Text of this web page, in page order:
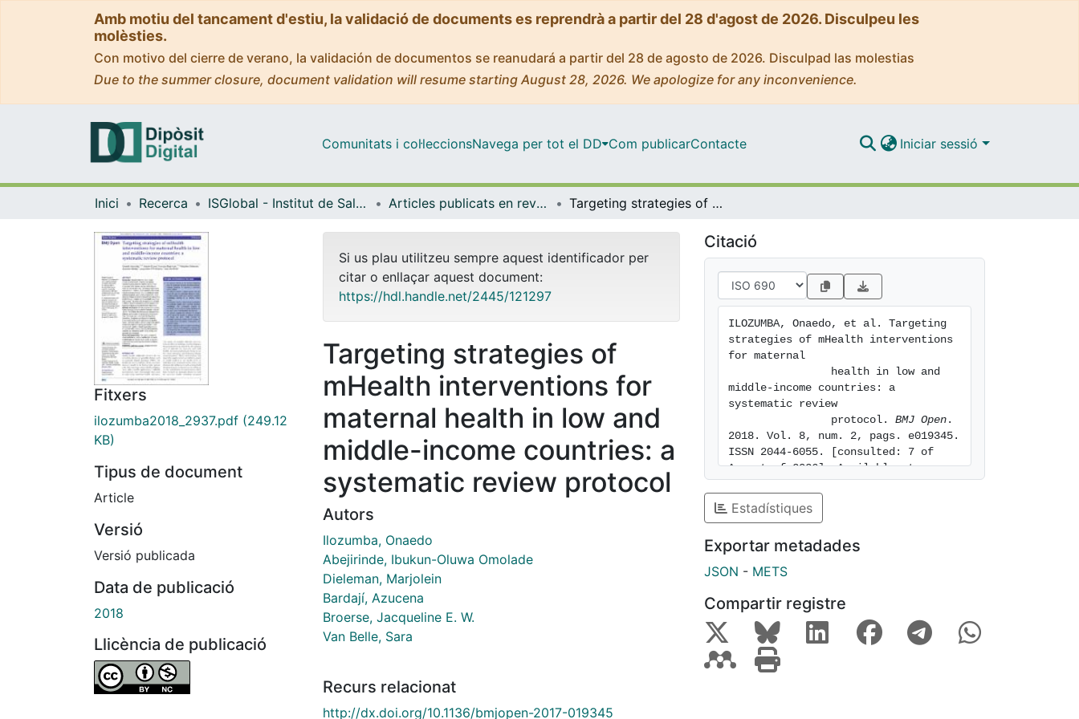
Amb motiu del tancament d'estiu, la validació de documents es reprendrà a partir del 28 d'agost de 2026. Disculpeu les
molèsties.
Con motivo del cierre de verano, la validación de documentos se reanudará a partir del 28 de agosto de 2026. Disculpad las molestias
Due to the summer closure, document validation will resume starting August 28, 2026. We apologize for any inconvenience.
Comunitats i col·leccionsNavega per tot el DD Com publicarContacte Iniciar sessió
Inici Recerca ISGlobal - Institut de Salut Global de Barcelona Articles publicats en revistes (ISGlobal) Targeting strategies of mHealth interventions for maternal health in low and middle-income countries: a systematic review protocol
Fitxers
ilozumba2018_2937.pdf (249.12
KB)
Tipus de document
Article
Versió
Versió publicada
Data de publicació
2018
Llicència de publicació
Si us plau utilitzeu sempre aquest identificador per
citar o enllaçar aquest document:
https://hdl.handle.net/2445/121297
Targeting strategies of
mHealth interventions for
maternal health in low and
middle-income countries: a
systematic review protocol
Autors
Ilozumba, Onaedo
Abejirinde, Ibukun-Oluwa Omolade
Dieleman, Marjolein
Bardají, Azucena
Broerse, Jacqueline E. W.
Van Belle, Sara
Recurs relacionat
http://dx.doi.org/10.1136/bmjopen-2017-019345
Citació
ILOZUMBA, Onaedo, et al. Targeting
strategies of mHealth interventions
for maternal
middle-income countries: a
systematic review
                protocol.
BMJ Open .
2018. Vol. 8, num. 2, pags. e019345.
ISSN 2044-6055. [consulted: 7 of
August of 2026]. Available at:
Estadístiques
Exportar metadades
JSON - METS
Compartir registre